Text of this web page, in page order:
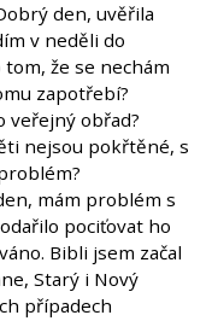
den, uvěřila
v neděli do
že se nechám
zapotřebí?
veřejný obřad?
nejsou pokřtěné, s
mám problém s
pociťovat ho
Bibli jsem začal
Starý i Nový
případech